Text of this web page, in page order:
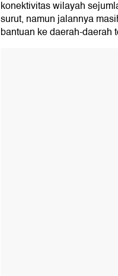
konektivitas wilayah
surut, namun jalannya
bantuan ke daerah-daerah